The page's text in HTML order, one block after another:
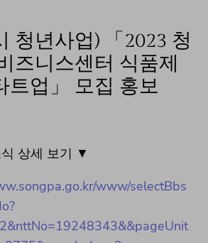
청년사업) 「2023 청
즈니스센터 식품제
트업」 모집 홍보
상세 보기 ▼
www/selectBbs